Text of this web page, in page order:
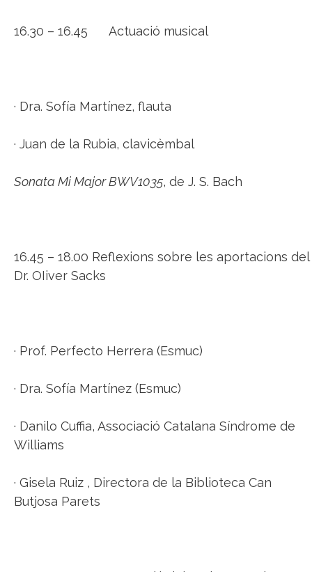
16.30 – 16.45 Actuació musical
· Dra. Sofía Martínez, flauta
· Juan de la Rubia, clavicèmbal
Sonata Mi Major BWV1035, de J. S. Bach
16.45 – 18.00 Reflexions sobre les aportacions del
Dr. OIiver Sacks
· Prof. Perfecto Herrera (Esmuc)
· Dra. Sofía Martínez (Esmuc)
· Danilo Cuffia, Associació Catalana Síndrome de
Williams
· Gisela Ruiz , Directora de la Biblioteca Can
Butjosa Parets